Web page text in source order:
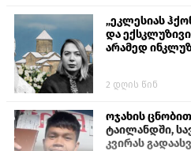
„ეკლესიას
და
არამედ
2 დღის წინ
ოჯახის
ტაილანდში,
კვირას